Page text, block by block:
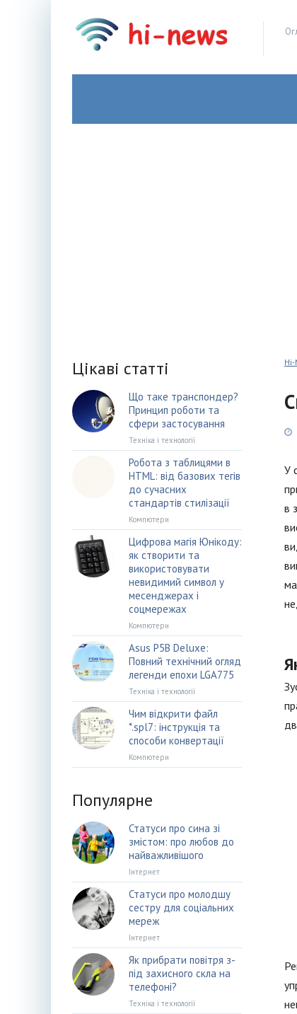
Hi-
У
в
Цікаві статті
Що таке транспондер?
Принцип роботи та
сфери застосування
Техніка і технології
Робота з таблицями в
HTML: від базових тегів
до сучасних
стандартів стилізації
Компютери
Цифрова магія Юнікоду:
як створити та
використовувати
невидимий символ у
месенджерах і
соцмережах
Компютери
Asus P5B Deluxe:
Повний технічний огляд
легенди епохи LGA775
Техніка і технології
Чим відкрити файл
*.spl7: інструкція та
способи конвертації
Компютери
Популярне
Статуси про сина зі
змістом: про любов до
найважливішого
Інтернет
Статуси про молодшу
сестру для соціальних
мереж
Інтернет
Як прибрати повітря з-
під захисного скла на
телефоні?
Техніка і технології